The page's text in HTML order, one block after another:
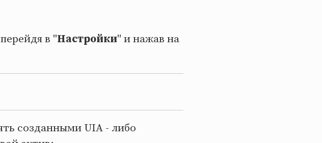
в "Настройки" и нажав на
созданными UIA - либо